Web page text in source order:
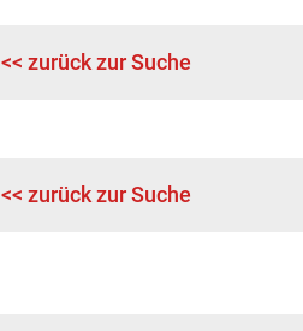
<< zurück zur Suche
<< zurück zur Suche